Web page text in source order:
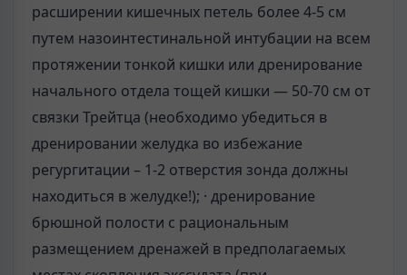
расширении кишечных петель более 4-5 см
путем назоинтестинальной интубации на всем
протяжении тонкой кишки или дренирование
начального отдела тощей кишки — 50-70 см от
связки Трейтца (необходимо убедиться в
дренировании желудка во избежание
регургитации – 1-2 отверстия зонда должны
находиться в желудке!); · дренирование
брюшной полости с рациональным
размещением дренажей в предполагаемых